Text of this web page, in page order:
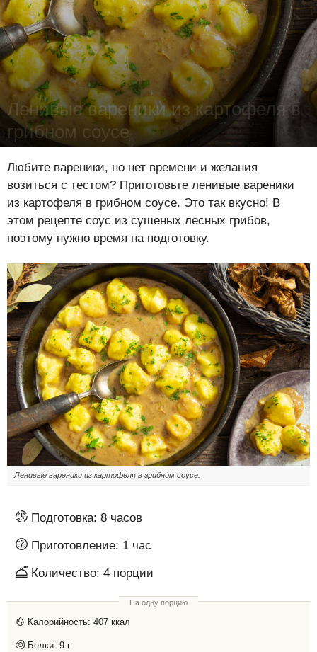
Ленивые вареники из картофеля в
грибном соусе
Любите вареники, но нет времени и желания
возиться с тестом? Приготовьте ленивые вареники
из картофеля в грибном соусе. Это так вкусно! В
этом рецепте соус из сушеных лесных грибов,
поэтому нужно время на подготовку.
Ленивые вареники из картофеля в грибном соусе.
Подготовка: 8 часов
Приготовление: 1 час
Количество: 4 порции
На одну порцию
Калорийность: 407 ккал
Белки: 9 г